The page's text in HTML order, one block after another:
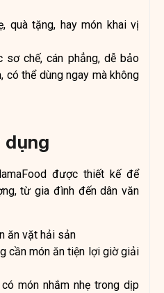
quà tặng, hay món khai vị
sơ chế, cán phẳng, dễ bảo
có thể dùng ngay mà không
được thiết kế để
từ gia đình đến dân văn
ăn vặt hải sản
cần món ăn tiện lợi giờ giải
món nhắm nhẹ trong dịp